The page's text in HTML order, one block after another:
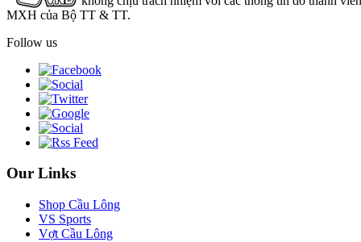
MXH của Bộ TT & TT.
Follow us
Our Links
Shop Cầu Lông
VS Sports
Vợt Cầu Lông